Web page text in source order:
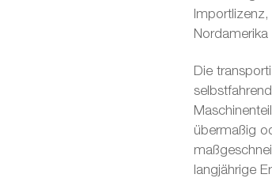
Die
übermaßig
langjährige